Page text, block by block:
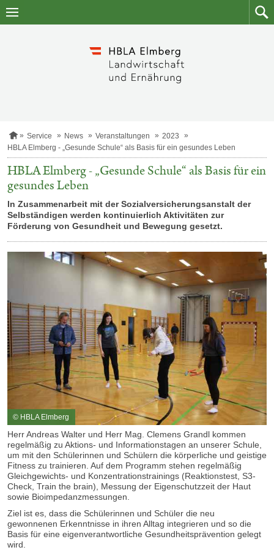
Zum
Zum
S
t
r
t
s
e
i
t
e
Service News Veranstaltungen
2023
HBLA Elmberg - „Gesunde Schule“ als Basis für ein gesundes Leben
HBLA Elmberg - „Gesunde Schule“ als Basis für ein
gesundes Leben
In Zusammenarbeit mit der Sozialversicherungsanstalt der
Selbständigen werden kontinuierlich Aktivitäten zur
Förderung von Gesundheit und Bewegung gesetzt.
© HBLA Elmberg
Herr Andreas Walter und Herr Mag. Clemens Grandl kommen
regelmäßig zu Aktions- und Informationstagen an unserer Schule,
um mit den Schülerinnen und Schülern die körperliche und geistige
Fitness zu trainieren. Auf dem Programm stehen regelmäßig
Gleichgewichts- und Konzentrationstrainings (Reaktionstest, S3-
Check, Train the brain), Messung der Eigenschutzzeit der Haut
sowie Bioimpedanzmessungen.
Ziel ist es, dass die Schülerinnen und Schüler die neu
gewonnenen Erkenntnisse in ihren Alltag integrieren und so die
Basis für eine eigenverantwortliche Gesundheitsprävention gelegt
wird.